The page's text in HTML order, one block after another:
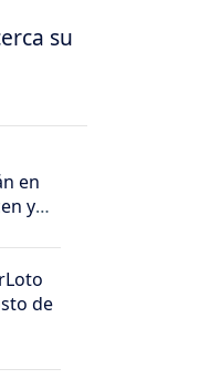
su
en
y
de